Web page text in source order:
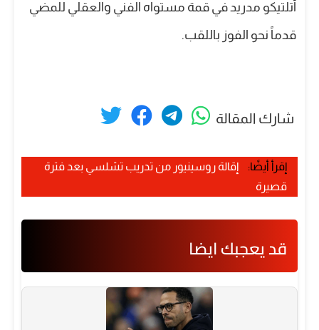
أتلتيكو مدريد في قمة مستواه الفني والعقلي للمضي
قدماً نحو الفوز باللقب.
شارك المقالة
إقرأ أيضًا:
إقالة روسينيور من تدريب تشلسي بعد فترة
قصيرة
قد يعجبك ايضا